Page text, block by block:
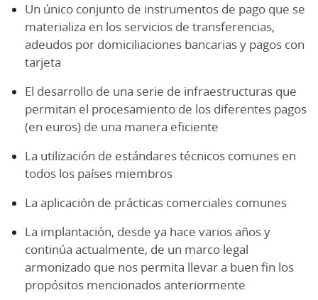
Un único conjunto de instrumentos de pago que se
materializa en los servicios de transferencias,
adeudos por domiciliaciones bancarias y pagos con
tarjeta
El desarrollo de una serie de infraestructuras que
permitan el procesamiento de los diferentes pagos
(en euros) de una manera eficiente
La utilización de estándares técnicos comunes en
todos los países miembros
La aplicación de prácticas comerciales comunes
La implantación, desde ya hace varios años y
continúa actualmente, de un marco legal
armonizado que nos permita llevar a buen fin los
propósitos mencionados anteriormente